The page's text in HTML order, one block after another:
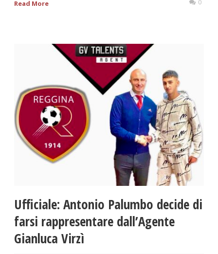
Read More 0
Ufficiale: Antonio Palumbo decide di
farsi rappresentare dall’Agente
Gianluca Virzì